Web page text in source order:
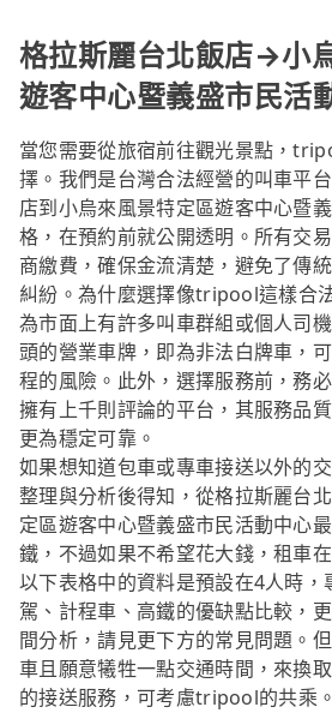
格拉斯麗台北飯店→小
遊客中心暨義盛市民活
當您需要從旅宿前往觀光景點，
擇。我們是台灣合法經營的叫車平
店到小烏來風景特定區遊客中心暨
格，在預約前就公開透明。所有交
商繳費，確保金流清楚，避免了傳
糾紛。為什麼選擇像tripool這樣合
為市面上有許多叫車群組或個人司
頭的營業車牌，即為非法白牌車，
程的風險。此外，選擇服務前，務
擁有上千則評論的平台，其服務品
更為穩定可靠。
如果想知道包車或專車接送以外的
整理與分析後得知，從格拉斯麗台
定區遊客中心暨義盛市民活動中心
鐵，不過如果不希望花大錢，租車
以下表格中的資料是預設在4人時，
駕、計程車、高鐵的優缺點比較，
間分析，請見更下方的常見問題。
車且願意犧牲一點交通時間，來換
的接送服務，可考慮tripool的共乘。